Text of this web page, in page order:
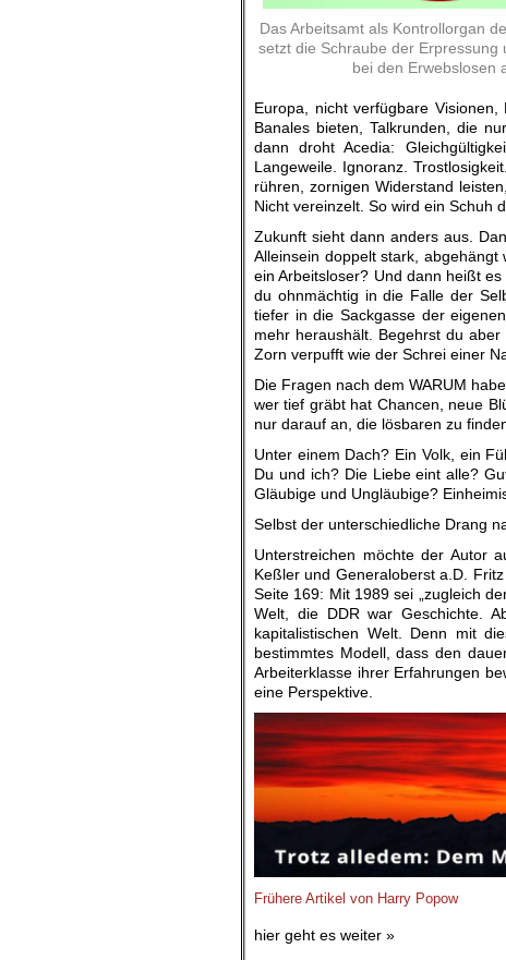
Das Arbeitsamt als Kontrollorgan
setzt die Schraube der Erpressung
bei den Erwebslosen
Europa, nicht verfügbare
Banales bieten, Talkrunden, die
dann droht Acedia:
Langeweile. Ignoranz.
rühren, zornigen Widerstand
Nicht vereinzelt. So wird ein Schuh
Zukunft sieht dann anders aus.
Alleinsein doppelt stark, abgehängt
ein Arbeitsloser? Und dann heißt
du ohnmächtig in die Falle der
tiefer in die Sackgasse der
mehr heraushält. Begehrst du
Zorn verpufft wie der Schrei einer
Die Fragen nach dem WARUM
wer tief gräbt hat Chancen, neue
nur darauf an, die lösbaren zu
Unter einem Dach? Ein Volk, ein
Du und ich? Die Liebe eint alle?
Gläubige und Ungläubige?
Selbst der unterschiedliche Drang
Unterstreichen möchte der Autor
Keßler und Generaloberst a.D.
Seite 169: Mit 1989 sei „zugleich
Welt, die DDR war Geschichte.
kapitalistischen Welt. Denn mit
bestimmtes Modell, dass den
Arbeiterklasse ihrer Erfahrungen
eine Perspektive.
Frühere Artikel von Harry Popow
hier geht es weiter »